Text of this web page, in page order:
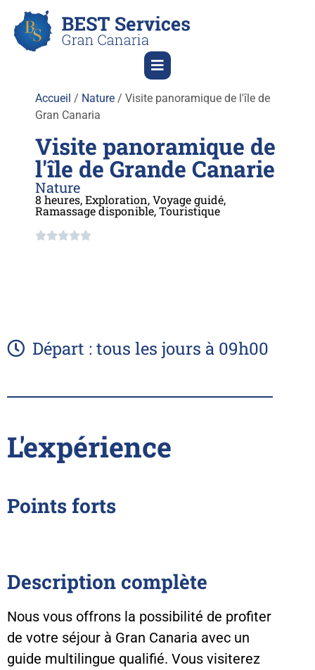
Accueil / Nature / Visite panoramique de l'île de
Gran Canaria
Visite panoramique de
l'île de Grande Canarie
Nature
8 heures,Exploration,Voyage guidé,
Ramassage disponible,Touristique
Départ : tous les jours à 09h00
L'expérience
Points forts
Description complète
Nous vous offrons la possibilité de profiter
de votre séjour à Gran Canaria avec un
guide multilingue qualifié. Vous visiterez